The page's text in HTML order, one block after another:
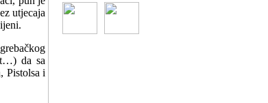
utjecaja
da sa
Pistolsa i